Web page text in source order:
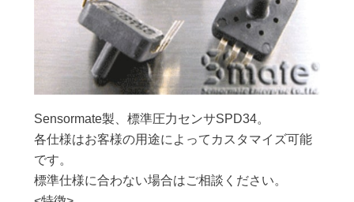
Sensormate製、標準圧力センサSPD34。
各仕様はお客様の用途によってカスタマイズ可能
です。
標準仕様に合わない場合はご相談ください。